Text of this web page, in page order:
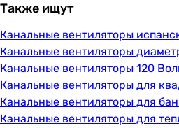
Также ищут
Канальные вентиляторы
Канальные вентиляторы
Канальные вентиляторы 120
Канальные вентиляторы для
Канальные вентиляторы для
Канальные вентиляторы для